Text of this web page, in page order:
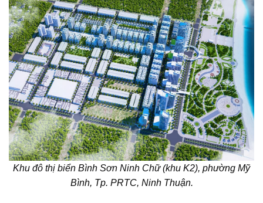
Khu đô thị biển Bình Sơn Ninh Chữ (khu K2), phường Mỹ
Bình, Tp. PRTC, Ninh Thuận.